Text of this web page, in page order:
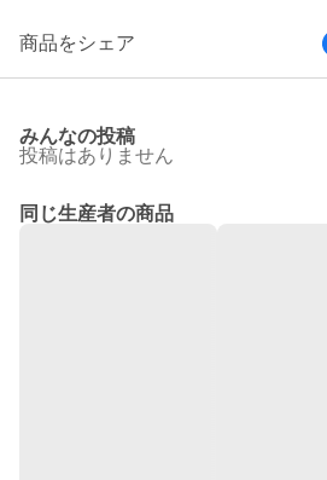
商品をシェア
みんなの投稿
投稿はありません
同じ生産者の商品